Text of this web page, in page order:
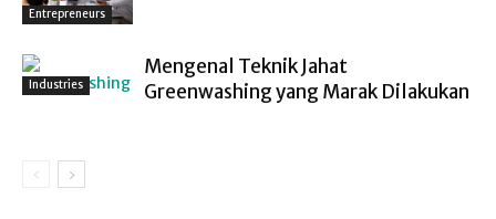
Entrepreneurs
Industries
Mengenal Teknik Jahat
Greenwashing yang Marak Dilakukan